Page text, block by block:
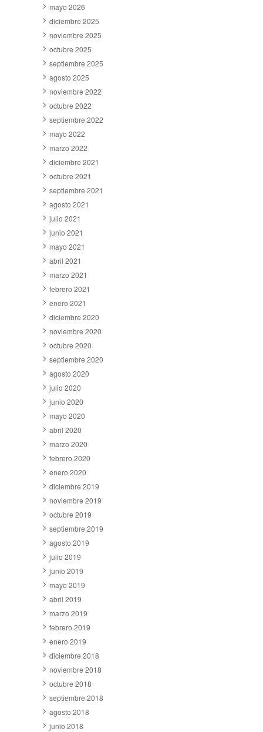
mayo 2026
diciembre 2025
noviembre 2025
octubre 2025
septiembre 2025
agosto 2025
noviembre 2022
octubre 2022
septiembre 2022
mayo 2022
marzo 2022
diciembre 2021
octubre 2021
septiembre 2021
agosto 2021
julio 2021
junio 2021
mayo 2021
abril 2021
marzo 2021
febrero 2021
enero 2021
diciembre 2020
noviembre 2020
octubre 2020
septiembre 2020
agosto 2020
julio 2020
junio 2020
mayo 2020
abril 2020
marzo 2020
febrero 2020
enero 2020
diciembre 2019
noviembre 2019
octubre 2019
septiembre 2019
agosto 2019
julio 2019
junio 2019
mayo 2019
abril 2019
marzo 2019
febrero 2019
enero 2019
diciembre 2018
noviembre 2018
octubre 2018
septiembre 2018
agosto 2018
junio 2018